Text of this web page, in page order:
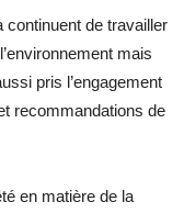
continuent de travailler
mais
pris l’engagement
recommandations de
en matière de la